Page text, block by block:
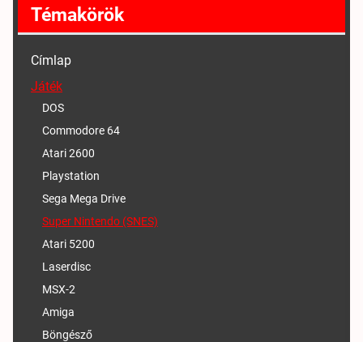
Témakörök
Címlap
Játék
DOS
Commodore 64
Atari 2600
Playstation
Sega Mega Drive
Super Nintendo (SNES)
Atari 5200
Laserdisc
MSX-2
Amiga
Böngésző